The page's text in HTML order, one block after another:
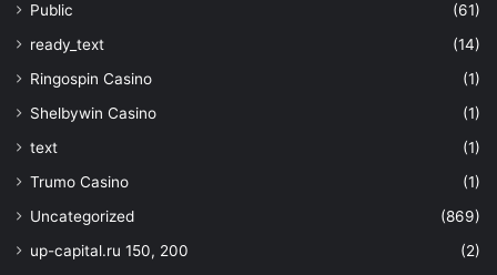
Public
(61)
ready_text
(14)
Ringospin Casino
(1)
Shelbywin Casino
(1)
text
(1)
Trumo Casino
(1)
Uncategorized
(869)
up-capital.ru 150, 200
(2)